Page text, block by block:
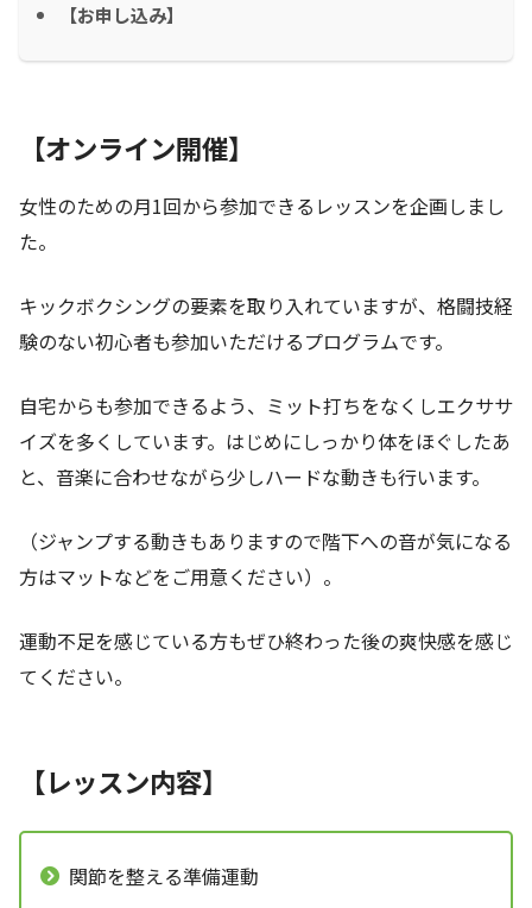
【お申し込み】
【オンライン開催】
女性のための月1回から参加できるレッスンを企画しまし
た。
キックボクシングの要素を取り入れていますが、格闘技経
験のない初心者も参加いただけるプログラムです。
自宅からも参加できるよう、ミット打ちをなくしエクササ
イズを多くしています。はじめにしっかり体をほぐしたあ
と、音楽に合わせながら少しハードな動きも行います。
（ジャンプする動きもありますので階下への音が気になる
方はマットなどをご用意ください）。
運動不足を感じている方もぜひ終わった後の爽快感を感じ
てください。
【レッスン内容】
関節を整える準備運動